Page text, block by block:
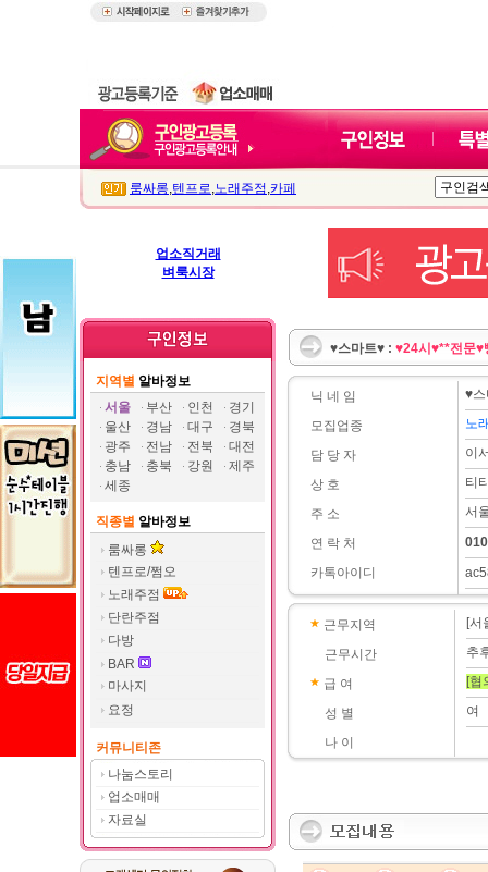
룸싸롱,텐프로,노래주점 ,카페
업소직거래
벼룩시장
지역별 알바정보
서울
부산 인천
경기
울산
경남 대구
경북
광주
전남 전북
대전
충남
충북 강원
제주
세종
직종별 알바정보
룸싸롱
텐프로/쩜오
노래주점
단란주점
다방
BAR
마사지
요정
커뮤니티존
나눔스토리
업소매매
자료실
♥스마트♥ : ♥24시♥**전문♥
닉 네 임
모집업종
담 당 자
상 호
주 소
연 락 처
카톡아이디
♥
노
이
티
서
근무지역
근무시간
급 여
성 별
나 이
[서
추
[협
여